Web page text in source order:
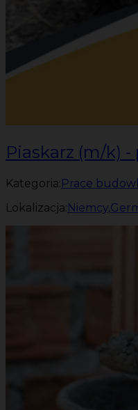
Piaskarz (m/k)
Kategoria: Prace
Lokalizacja: Niemcy,